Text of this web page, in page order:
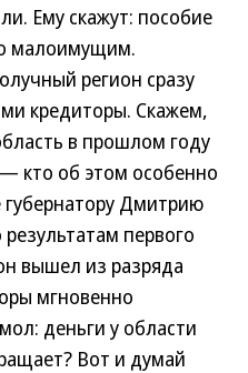
Ему скажут: пособие
малоимущим.
регион сразу
кредиторы. Скажем,
в прошлом году
кто об этом особенно
Дмитрию
первого
вышел из разряда
мгновенно
деньги у области
Вот и думай